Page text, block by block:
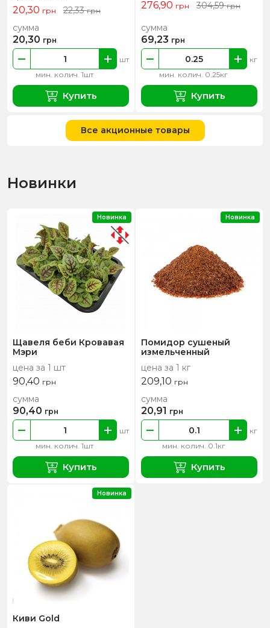
20,30 грн 22,33грн
мин. колич. 1шт
шт
сумма
20,30 грн
Купить
276,90 грн 304,59грн
мин. колич. 0.25кг
кг
сумма
69,23 грн
Купить
Все акционные товары
Новинки
Щавеля беби Кровавая
Мэри
цена за 1 шт
90,40 грн
мин. колич. 1шт
шт
сумма
90,40 грн
Купить
Новинка
Помидор сушеный
измельченный
цена за 1 кг
209,10 грн
мин. колич. 0.1кг
кг
сумма
20,91 грн
Купить
Новинка
Киви Gold
Новинка